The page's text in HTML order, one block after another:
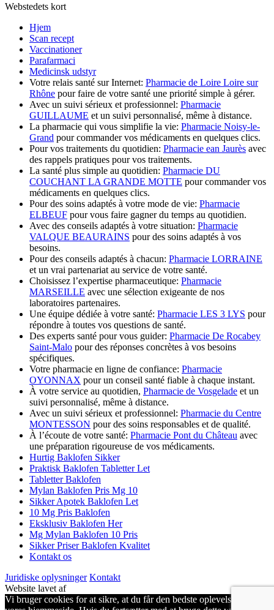
Webstedets kort
Hjem
Scan recept
Vaccinationer
Parafarmaci
Medicinsk udstyr
Votre relais santé sur Internet: Pharmacie de Loire Loire sur
Rhône pour faire de votre santé une priorité simple à gérer.
Avec un suivi sérieux et professionnel: Pharmacie
GUILLAUME et un suivi personnalisé, même à distance.
La pharmacie qui vous simplifie la vie: Pharmacie Noisy-le-
Grand pour commander vos médicaments en quelques clics.
Pour vos traitements du quotidien: Pharmacie ean Jaurès avec
des rappels pratiques pour vos traitements.
La santé plus simple au quotidien: Pharmacie DU
COUCHANT LA GRANDE MOTTE pour commander vos
médicaments en quelques clics.
Pour des soins adaptés à votre mode de vie: Pharmacie
ELBEUF pour vous faire gagner du temps au quotidien.
Avec des conseils adaptés à votre situation: Pharmacie
VALQUE BEAURAINS pour des soins adaptés à vos
besoins.
Pour des conseils adaptés à chacun: Pharmacie LORRAINE
et un vrai partenariat au service de votre santé.
Choisissez l’expertise pharmaceutique: Pharmacie
MARSEILLE avec une sélection exigeante de nos
laboratoires partenaires.
Une équipe dédiée à votre santé: Pharmacie LES 3 LYS pour
répondre à toutes vos questions de santé.
Des experts santé pour vous guider: Pharmacie De Rocabey
Saint-Malo pour des réponses concrètes à vos besoins
spécifiques.
Votre pharmacie en ligne de confiance: Pharmacie
OYONNAX pour un conseil santé fiable à chaque instant.
À votre service au quotidien, Pharmacie de Vosgelade et un
suivi personnalisé, même à distance.
Avec un suivi sérieux et professionnel: Pharmacie du Centre
MONTESSON pour des soins responsables et de qualité.
À l’écoute de votre santé: Pharmacie Pont du Château avec
une préparation rigoureuse de vos médicaments.
Hurtig Baklofen Sikker
Praktisk Baklofen Tabletter Let
Tabletter Baklofen
Mylan Baklofen Pris Mg 10
Sikker Apotek Baklofen Let
10 Mg Pris Baklofen
Eksklusiv Baklofen Her
Mg Mylan Baklofen 10 Pris
Sikker Priser Baklofen Kvalitet
Kontakt os
Juridiske oplysninger Kontakt
Website lavet af
Vi bruger cookies for at sikre, at du får den bedste oplevelse på